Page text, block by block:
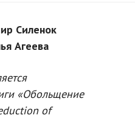
Силенок
Агеева
«Обольщение
of